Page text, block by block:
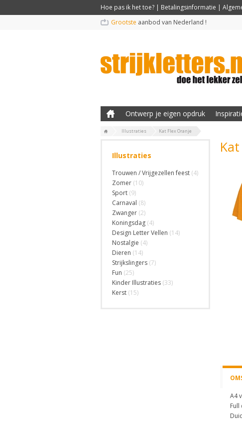
Hoe pas ik het toe? | Betalingsinformatie |
Grootste aanbod van Nederland !
Ontwerp je eigen opdruk
Illustraties Kat Flex Oranje
Illustraties
Trouwen / Vrijgezellen feest (4)
Zomer (10)
Sport (9)
Carnaval (8)
Zwanger (2)
Koningsdag (4)
Design Letter Vellen (14)
Nostalgie (4)
Dieren (14)
Strijkslingers (7)
Fun (25)
Kinder Illustraties (33)
Kerst (15)
A4